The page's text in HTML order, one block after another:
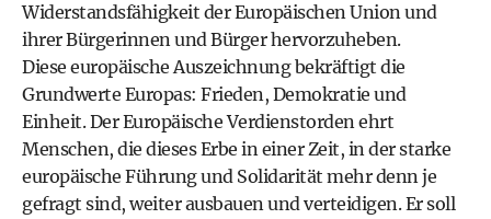
Widerstandsfähigkeit der Europäischen Union und
ihrer Bürgerinnen und Bürger hervorzuheben.
Diese europäische Auszeichnung bekräftigt die
Grundwerte Europas: Frieden, Demokratie und
Einheit. Der Europäische Verdienstorden ehrt
Menschen, die dieses Erbe in einer Zeit, in der starke
europäische Führung und Solidarität mehr denn je
gefragt sind, weiter ausbauen und verteidigen. Er soll